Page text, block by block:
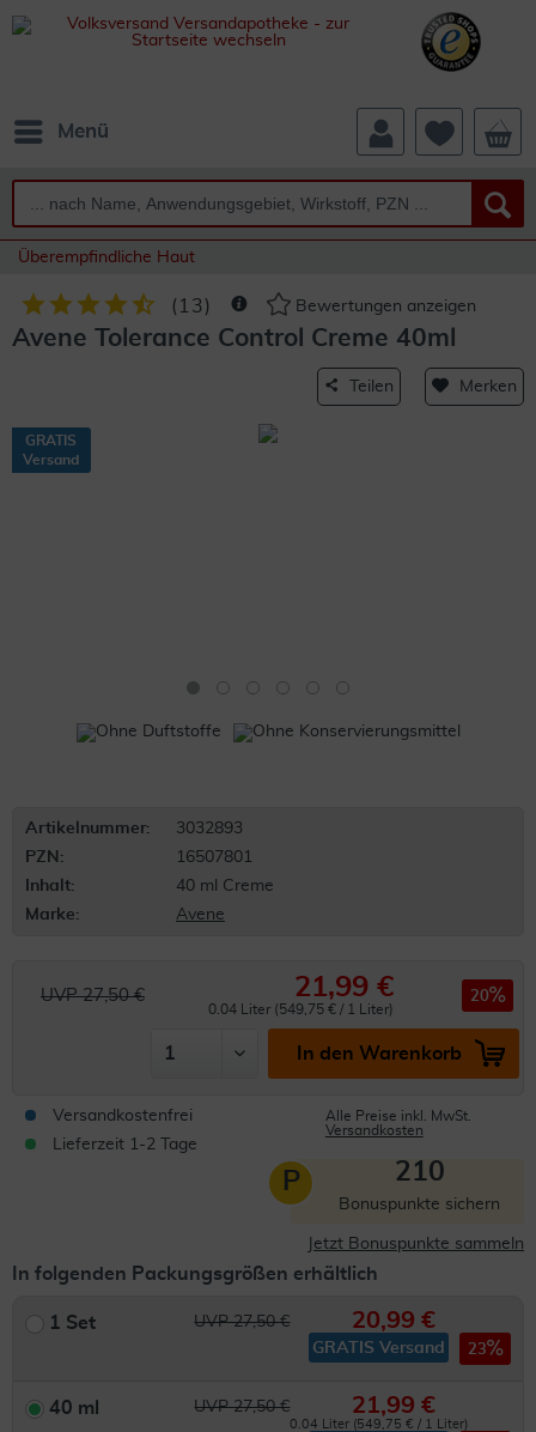
Menü
Überempfindliche Haut
( 13) Bewertungen anzeigen
Avene Tolerance Control Creme 40ml
Teilen Merken
GRATIS
Versand
Artikelnummer:
3032893
PZN:
16507801
Inhalt:
40 ml Creme
Marke:
Avene
UVP 27,50 € 21,99 €
0.04 Liter (549,75 € / 1 Liter)
20
In den Warenkorb
Versandkostenfrei
Lieferzeit 1-2 Tage
Alle Preise inkl. MwSt.
Versandkosten
P 210
Bonuspunkte sichern
Jetzt Bonuspunkte sammeln
In folgenden Packungsgrößen erhältlich
1 Set UVP 27,50 € 20,99 €
GRATIS Versand 23
40 ml UVP 27,50 € 21,99 €
0.04 Liter (549,75 € / 1 Liter)